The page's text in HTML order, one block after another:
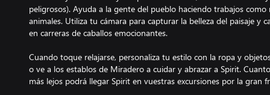
peligrosos). Ayuda a la gente del pueblo haciendo trabajos
animales. Utiliza tu cámara para capturar la belleza del paisaje y
en carreras de caballos emocionantes.
Cuando toque relajarse, personaliza tu estilo con la ropa y
o ve a los establos de Miradero a cuidar y abrazar a Spirit.
más lejos podrá llegar Spirit en vuestras excursiones por la gran